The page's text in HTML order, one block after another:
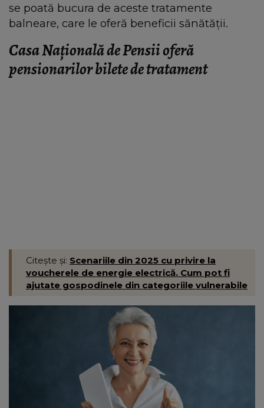
se poată bucura de aceste tratamente
balneare, care le oferă beneficii sănătății.
Casa Națională de Pensii oferă
pensionarilor bilete de tratament
Citește și: Scenariile din 2025 cu privire la
voucherele de energie electrică. Cum pot fi
ajutate gospodinele din categoriile vulnerabile